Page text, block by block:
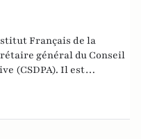
Français de la
général du Conseil
(CSDPA). Il est
soutien psychologique
des Sapeurs-